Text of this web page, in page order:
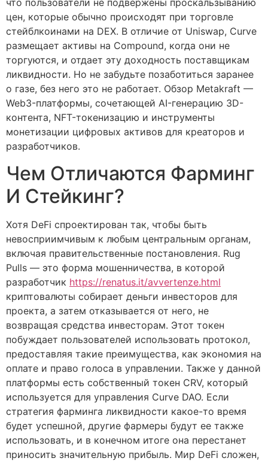
что пользователи не подвержены проскальзыванию
цен, которые обычно происходят при торговле
стейблкоинами на DEX. В отличие от Uniswap, Curve
размещает активы на Compound, когда они не
торгуются, и отдает эту доходность поставщикам
ликвидности. Но не забудьте позаботиться заранее
о газе, без него это не работает. Обзор Metakraft —
Web3-платформы, сочетающей AI-генерацию 3D-
контента, NFT-токенизацию и инструменты
монетизации цифровых активов для креаторов и
разработчиков.
Чем Отличаются Фарминг
И Стейкинг?
Хотя DeFi спроектирован так, чтобы быть
невосприимчивым к любым центральным органам,
включая правительственные постановления. Rug
Pulls — это форма мошенничества, в которой
разработчик https://renatus.it/avvertenze.html
криптовалюты собирает деньги инвесторов для
проекта, а затем отказывается от него, не
возвращая средства инвесторам. Этот токен
побуждает пользователей использовать протокол,
предоставляя такие преимущества, как экономия на
оплате и право голоса в управлении. Также у данной
платформы есть собственный токен CRV, который
используется для управления Curve DAO. Если
стратегия фарминга ликвидности какое-то время
будет успешной, другие фармеры будут ее также
использовать, и в конечном итоге она перестанет
приносить значительную прибыль. Мир DeFi сложен,